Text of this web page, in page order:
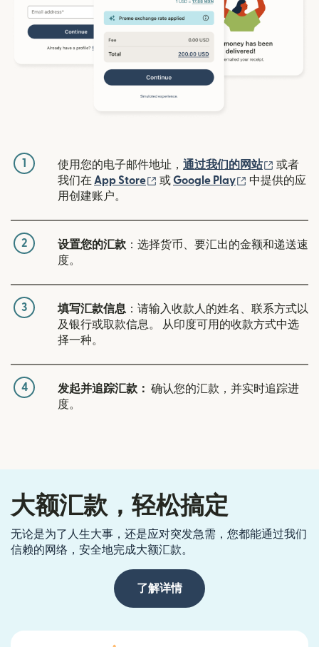
1 使用您的电子邮件地址， 通过我们的网站 （在新
或者
我们在 App Store （在新窗口中打开）
或Google Play （在新窗口中
中提供的应
用创建账户。
2 设置您的汇款 ：选择货币、要汇出的金额和递送速
度。
3 填写汇款信息 ：请输入收款人的姓名、联系方式以
及银行或取款信息。 从印度可用的收款方式中选
择一种。
4 发起并追踪汇款： 确认您的汇款，并实时追踪进
度。
大额汇款，轻松搞定
无论是为了人生大事，还是应对突发急需，您都能通过我们
信赖的网络，安全地完成大额汇款。
了解详情